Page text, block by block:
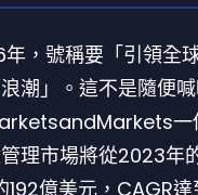
，號稱要「引領全
潮」。這不是隨便
一
理市場將從2023年
億美元，CAGR達